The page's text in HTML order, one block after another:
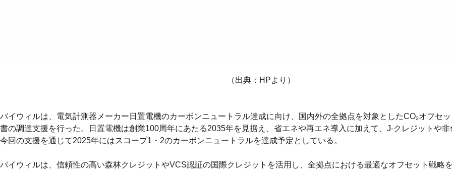
（出典：HPより）
バイウィルは、電気計測器メーカー日置電機のカーボンニュートラル達成に向け、国内外の全拠点を対象としたCO₂オフセ
書の調達支援を行った。日置電機は創業100周年にあたる2035年を見据え、省エネや再エネ導入に加えて、J-クレジットや
今回の支援を通じて2025年にはスコープ1・2のカーボンニュートラルを達成予定としている。
バイウィルは、信頼性の高い森林クレジットやVCS認証の国際クレジットを活用し、全拠点における最適なオフセット戦略